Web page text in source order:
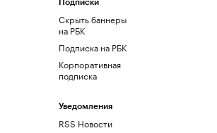
Подписки
Скрыть баннеры
на РБК
Подписка на РБК
Корпоративная
подписка
Уведомления
RSS Новости